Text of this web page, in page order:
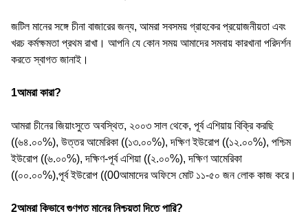
জটিল মানের সঙ্গে চীনা বাজারের জন্য, আমরা সবসময় গ্রাহকের প্রয়োজনীয়তা এবং
খরচ কর্মক্ষমতা প্রথম রাখা। আপনি যে কোন সময় আমাদের সমবায় কারখানা পরিদর্শন
করতে স্বাগত জানাই।
1আমরা কারা?
আমরা চীনের জিয়াংসুতে অবস্থিত, ২০০৩ সাল থেকে, পূর্ব এশিয়ায় বিক্রি করছি
((৬৪.০০%), উত্তর আমেরিকা ((১৩.০০%), দক্ষিণ ইউরোপ ((১২.০০%), পশ্চিম
ইউরোপ ((৬.০০%), দক্ষিণ-পূর্ব এশিয়া ((২.০০%), দক্ষিণ আমেরিকা
((০০.০০%),পূর্ব ইউরোপ ((00আমাদের অফিসে মোট ১১-৫০ জন লোক কাজ করে।
2আমরা কিভাবে গুণগত মানের নিশ্চয়তা দিতে পারি?